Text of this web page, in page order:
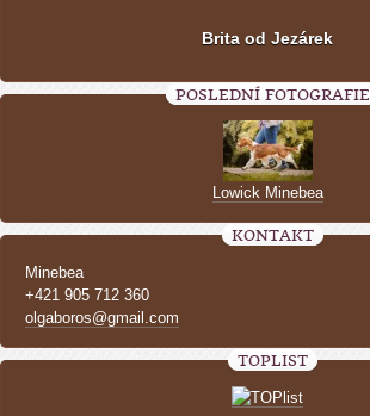
Brita od Jezárek
POSLEDNÍ FOTOGRAFIE
Lowick Minebea
KONTAKT
Minebea
+421 905 712 360
olgaboros@gmail.com
TOPLIST